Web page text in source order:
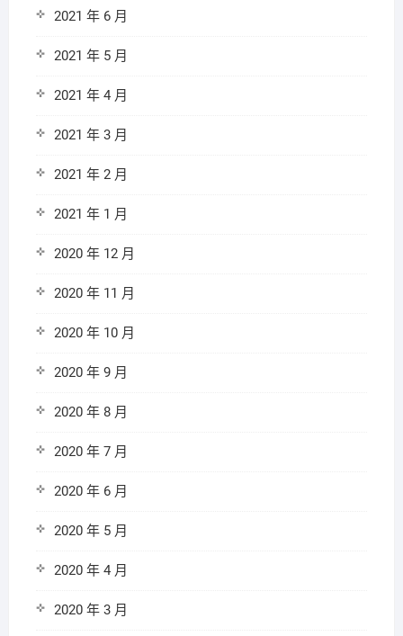
2021 年 6 月
2021 年 5 月
2021 年 4 月
2021 年 3 月
2021 年 2 月
2021 年 1 月
2020 年 12 月
2020 年 11 月
2020 年 10 月
2020 年 9 月
2020 年 8 月
2020 年 7 月
2020 年 6 月
2020 年 5 月
2020 年 4 月
2020 年 3 月